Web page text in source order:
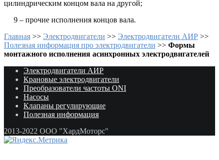
цилиндрическим концом вала на другой;
9 – прочие исполнения концов вала.
Главная >> Электродвигатели >> Электродвигатели АИР >>
Полезная информация про электродвигатели >> Формы
монтажного исполнения асинхронных электродвигателей
Электродвигатели АИР
Крановые электродвигатели
Преобразователи частоты ONI
Насосы
Клапаны регулирующие
Полезная информация
2013-2022 ООО "ХардМоторс"